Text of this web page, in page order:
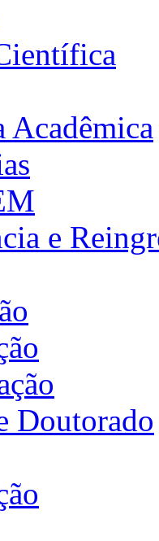
Acadêmica
e
Doutorado